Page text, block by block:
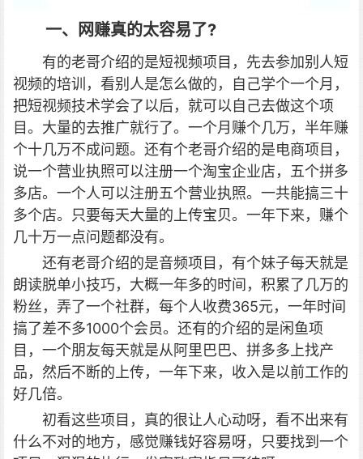
一、网赚真的太容易了?
有的老哥介绍的是短视频项目，先去参加别人短
视频的培训，看别人是怎么做的，自己学个一个月，
把短视频技术学会了以后，就可以自己去做这个项
目。大量的去推广就行了。一个月赚个几万，半年赚
个十几万不成问题。 还有个老哥介绍的是电商项目，
说一个营业执照可以注册一个淘宝企业店，五个拼多
多店。一个人可以注册五个营业执照。一共能搞三十
多个店。只要每天大量的上传宝贝。一年下来，赚个
几十万一点问题都没有。
还有老哥介绍的是音频项目，有个妹子每天就是
朗读脱单小技巧，大概一年多的时间，积累了几万的
粉丝，弄了一个社群，每个人收费365元，一年时间
搞了差不多1000个会员。 还有的介绍的是闲鱼项
目，一个朋友每天就是从阿里巴巴、拼多多上找产
品，然后不断的上传，一年下来，收入是以前工作的
好几倍。
初看这些项目，真的很让人心动呀，看不出来有
什么不对的地方，感觉赚钱好容易呀，只要找到一个